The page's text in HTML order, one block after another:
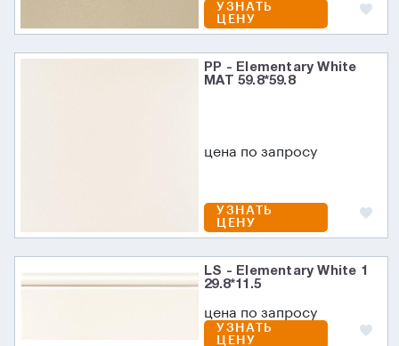
УЗНАТЬ
ЦЕНУ
PP - Elementary White
MAT 59.8*59.8
цена по запросу
УЗНАТЬ
ЦЕНУ
LS - Elementary White 1
29.8*11.5
цена по запросу
УЗНАТЬ
ЦЕНУ